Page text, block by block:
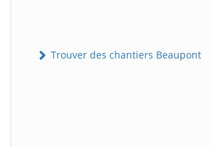
Trouver des chantiers Beaupont